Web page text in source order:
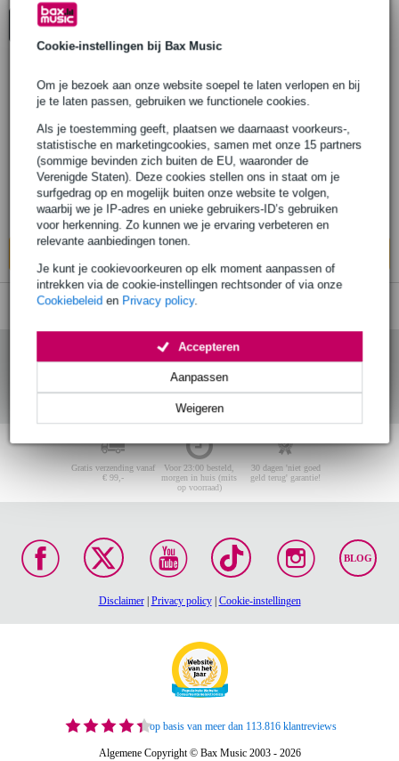
Cookie-instellingen bij Bax Music
Om je bezoek aan onze website soepel te laten verlopen en bij
je te laten passen, gebruiken we functionele cookies.
Als je toestemming geeft, plaatsen we daarnaast voorkeurs-,
statistische en marketingcookies, samen met onze 15 partners
(sommige bevinden zich buiten de EU, waaronder de
Verenigde Staten). Deze cookies stellen ons in staat om je
surfgedrag op en mogelijk buiten onze website te volgen,
waarbij we je IP-adres en unieke gebruikers-ID’s gebruiken
voor herkenning. Zo kunnen we je ervaring verbeteren en
relevante aanbiedingen tonen.
Je kunt je cookievoorkeuren op elk moment aanpassen of
intrekken via de cookie-instellingen rechtsonder of via onze
Cookiebeleid en Privacy policy.
Weigeren
Aanpassen
Accepteren
Top-10
Gravity GBGPAD4B Transport bag for Pipe
Pipe & Drape systemen
Adviesprijs € 129,- € 75,-
Op voorraad bij de leverancier
Gratis verzending vanaf
€ 99,-
Voor 23:00 besteld,
morgen in huis (mits
op voorraad)
30 dagen 'niet goed
geld terug' garantie!
BLOG
Disclaimer| Privacy policy| Cookie-instellingen
op basis van meer dan 113.816 klantreviews
Algemene Copyright © Bax Music 2003 - 2026